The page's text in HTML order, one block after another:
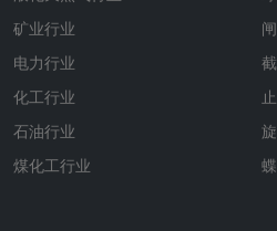
矿业行业
电力行业
化工行业
石油行业
煤化工行业